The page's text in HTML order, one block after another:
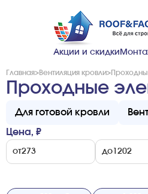
Акции и скидки
Главная>Вентиляция кровли>
Проходные
Для готовой кровли
Цена, ₽
от до